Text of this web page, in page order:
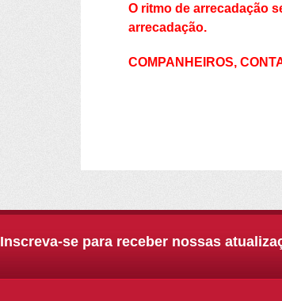
O ritmo de arrecadação
arrecadação.
COMPANHEIROS,
Inscreva-se para receber nossas